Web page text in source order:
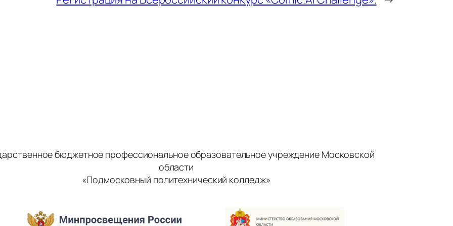
бюджетное профессиональное образовательное учреждение Московской
области
«Подмосковный политехнический колледж»